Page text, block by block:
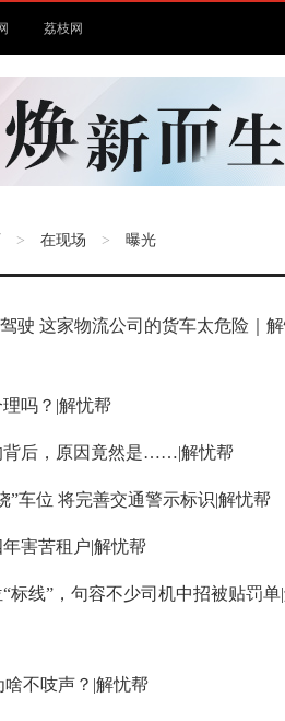
荔枝网
> 在现场 > 曝光
驶 这家物流公司的货车太危险｜
吗？|解忧帮
背后，原因竟然是……|解忧帮
”车位 将完善交通警示标识|解忧帮
害苦租户|解忧帮
标线”，句容不少司机中招被贴罚单
啥不吱声？|解忧帮